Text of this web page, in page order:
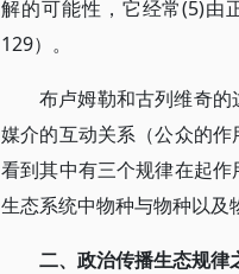
解的可能性，它经常(5)由
129）。
布卢姆勒和古列维奇
媒介的互动关系（公众的
看到其中有三个规律在起
生态系统中物种与物种以及
二、政治传播生态规